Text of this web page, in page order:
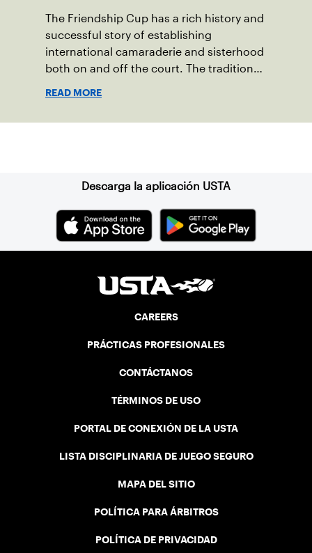
The Friendship Cup has a rich history and
successful story of establishing
international camaraderie and sisterhood
both on and off the court. The tradition
the Canadian senior division, and
Cup. In that year, players competed on
three courts at the Jay Peak Resort in
Vermont.
READ MORE
Descarga la aplicación USTA
CAREERS
PRÁCTICAS PROFESIONALES
CONTÁCTANOS
TÉRMINOS DE USO
PORTAL DE CONEXIÓN DE LA USTA
LISTA DISCIPLINARIA DE JUEGO SEGURO
MAPA DEL SITIO
POLÍTICA PARA ÁRBITROS
POLÍTICA DE PRIVACIDAD